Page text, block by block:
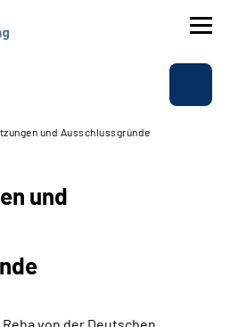
und Ausschlussgründe
und